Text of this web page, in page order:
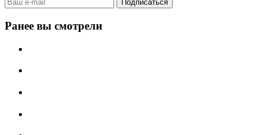
Ранее вы смотрели